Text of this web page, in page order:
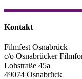
Kontakt
Filmfest Osnabrück
c/o Osnabrücker
Lohstraße 45a
49074 Osnabrück